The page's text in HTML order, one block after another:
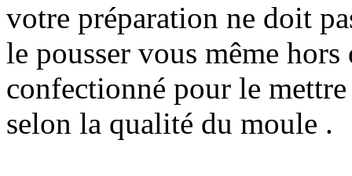
votre préparation ne doit
le pousser vous même
confectionné pour le
selon la qualité du moule .